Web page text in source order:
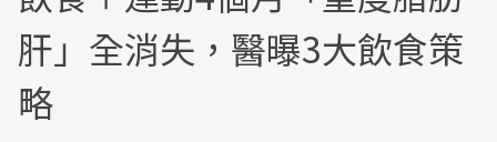
肝」全消失，醫曝3大飲食策
略